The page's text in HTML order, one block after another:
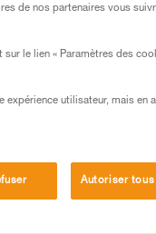
de le
avec
de la
d’autres que
de nos partenaires vous
le lien « Paramètres des
utilisateur, mais en
Autoriser